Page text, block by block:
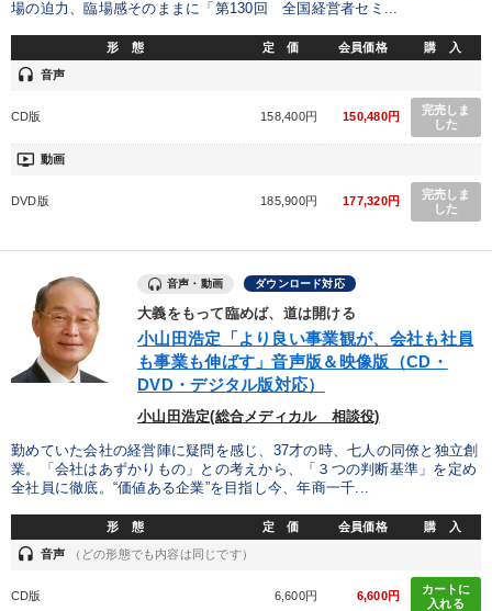
全国経営者セミナー収録物以外の経営教材（全762タイトル）からお探
カテゴリー
【5月】音声・映像
全国経営者セミナー収録〈売れ筋・人気ランキング〉＆新刊・好
評講話
147回春季大会 企業戦略に学ぶ 組織・採用・スキル
歴史・古典に学ぶ実務講話
最新トレンドと時代の潮流を押さえる
売上直結の営業力や販売力を獲得する
【最新刊】精神科医・和田秀樹の「老いない力」＋健康な社長と
会社をつくる厳選講話
【12月】音声・映像
目的別
場の迫力、臨場感そのままに「第130回 全国経営者セミ...
形 態 定 価 会員価格 購 入
headset 音声
CD版 158,400円 150,480円
完売しま
した
ondemand_video 動画
DVD版 185,900円 177,320円
完売しま
した
音声・動画 ダウンロード対応
大義をもって臨めば、道は開ける
小山田浩定「より良い事業観が、会社も社員
も事業も伸ばす」音声版＆映像版（CD・
DVD・デジタル版対応）
小山田浩定(総合メディカル 相談役)
勤めていた会社の経営陣に疑問を感じ、37才の時、七人の同僚と独立創
業。「会社はあずかりもの」との考えから、「３つの判断基準」を定め
全社員に徹底。“価値ある企業”を目指し今、年商一千...
形 態 定 価 会員価格 購 入
headset 音声 （どの形態でも内容は同じです）
CD版 6,600円 6,600円
カートに
入れる